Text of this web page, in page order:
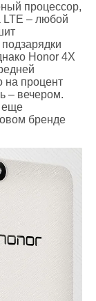
процессор,
LTE – любой
Honor 4X
на процент
– вечером.
еще
бренде